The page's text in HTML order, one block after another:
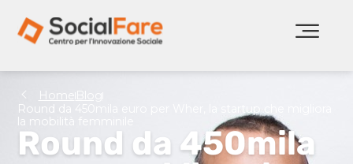
HomeBlog
Round da 450mila euro per Wher, la startup che migliora
la mobilità femminile
Round da 450mila